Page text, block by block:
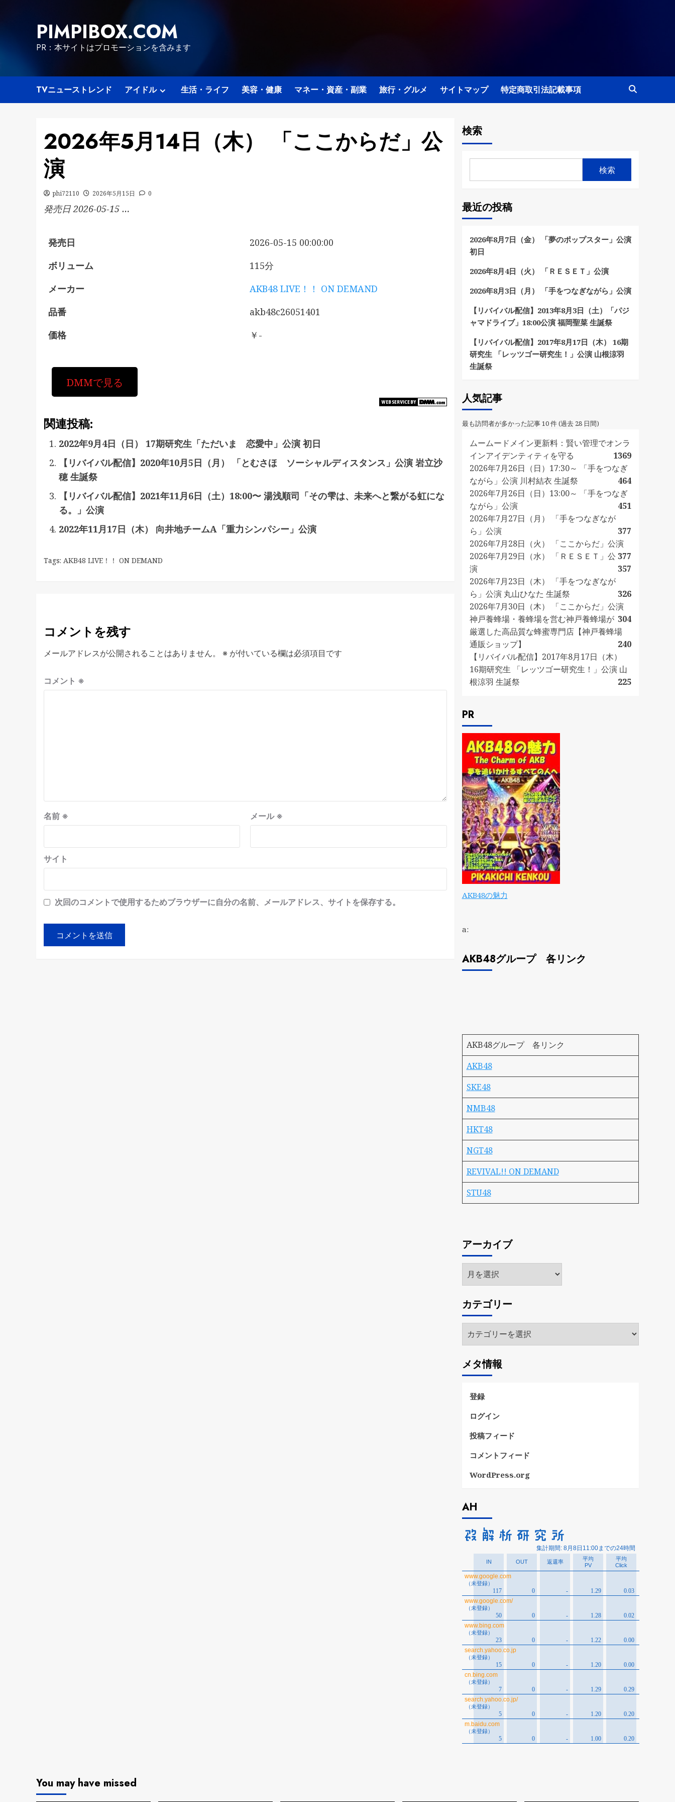
PIMPIBOX.COM
PR：本サイトはプロモーションを含みます
TVニューストレンド アイドル 生活・ライフ 美容・健康 マネー・資産・副業 旅行・グルメ サイトマップ 特定商取引法記載事項
2026年5月14日（木） 「ここからだ」公
演
phi72110 2026年5月15日 0
発売日 2026-05-15 …
発売日
2026-05-15 00:00:00
ボリューム
115分
メーカー
AKB48 LIVE！！ ON DEMAND
品番
akb48c26051401
価格
￥-
DMMで見る
関連投稿:
2022年9月4日（日） 17期研究生「ただいま 恋愛中」公演 初日
【リバイバル配信】2020年10月5日（月） 「とむさほ ソーシャルディスタンス」公演 岩立沙
穂 生誕祭
【リバイバル配信】2021年11月6日（土）18:00〜 湯浅順司「その雫は、未来へと繋がる虹にな
る。」公演
2022年11月17日（木） 向井地チームA「重力シンパシー」公演
Tags: AKB48 LIVE！！ ON DEMAND
コメントを残す
メールアドレスが公開されることはありません。 ※ が付いている欄は必須項目です
コメント ※
名前 ※ メール※
サイト
次回のコメントで使用するためブラウザーに自分の名前、メールアドレス、サイトを保存する。
検索
検索
最近の投稿
2026年8月7日（金） 「夢のポップスター」公演
初日
2026年8月4日（火） 「ＲＥＳＥＴ」公演
2026年8月3日（月） 「手をつなぎながら」公演
【リバイバル配信】2013年8月3日（土）「パジ
ャマドライブ」18:00公演 福岡聖菜 生誕祭
【リバイバル配信】2017年8月17日（木） 16期
研究生 「レッツゴー研究生！」公演 山根涼羽
生誕祭
人気記事
最も訪問者が多かった記事 10 件 (過去 28 日間)
ムームードメイン更新料：賢い管理でオンラ
インアイデンティティを守る
1369
2026年7月26日（日）17:30～ 「手をつなぎ
ながら」公演 川村結衣 生誕祭
464
2026年7月26日（日）13:00～ 「手をつなぎ
ながら」公演
451
2026年7月27日（月） 「手をつなぎなが
ら」公演
377
2026年7月28日（火） 「ここからだ」公演
377
2026年7月29日（水） 「ＲＥＳＥＴ」公
演
357
2026年7月23日（木） 「手をつなぎなが
ら」公演 丸山ひなた 生誕祭
326
2026年7月30日（木） 「ここからだ」公演
304
神戸養蜂場・養蜂場を営む神戸養蜂場が
厳選した高品質な蜂蜜専門店【神戸養蜂場
通販ショップ】
240
【リバイバル配信】2017年8月17日（木）
16期研究生 「レッツゴー研究生！」公演 山
根涼羽 生誕祭
225
PR
AKB48の魅力
a:
AKB48グループ 各リンク
AKB48グループ 各リンク
AKB48
SKE48
NMB48
HKT48
NGT48
REVIVAL!! ON DEMAND
STU48
アーカイブ
ア
ー
イ
ブ
カテゴリー
テ
リ
ー
メタ情報
登録
ログイン
投稿フィード
コメントフィード
WordPress.org
AH
You may have missed